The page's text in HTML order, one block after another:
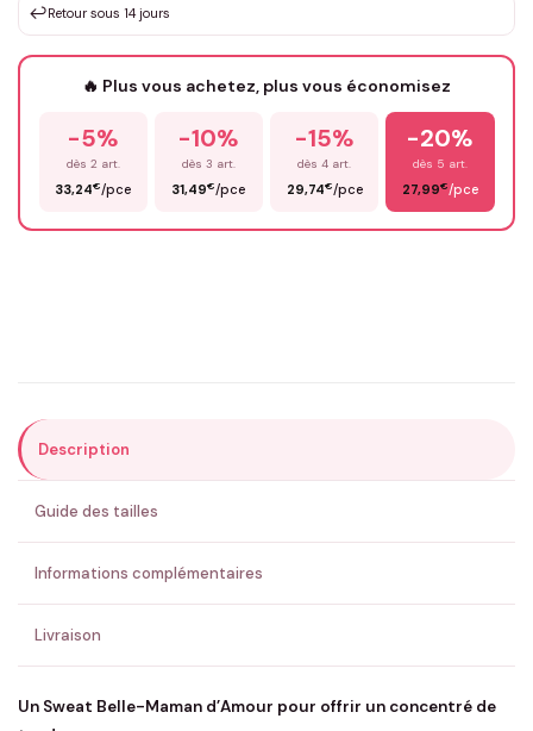
Votre texte / idée*
Prénom*
ENVOYER MA DEMANDE ✨
💚 Retour sous 24-48h🇫🇷 Flocage en France✅ Validation avant fabrication
↩️Retour sous 14 jours
🔥 Plus vous achetez, plus vous économisez
-5%
dès 2 art.
33,24€/pce
-10%
dès 3 art.
31,49€/pce
-15%
dès 4 art.
29,74€/pce
-20%
dès 5 art.
27,99€/pce
Description
Guide des tailles
Informations complémentaires
Livraison
Un Sweat Belle-Maman d’Amour pour offrir un concentré de